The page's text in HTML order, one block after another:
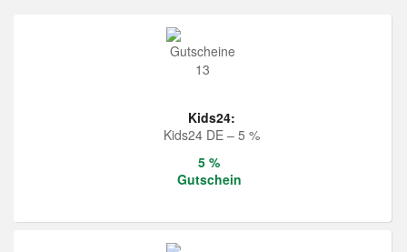
Kids24:
Kids24 DE – 5 %
5 %
Gutschein